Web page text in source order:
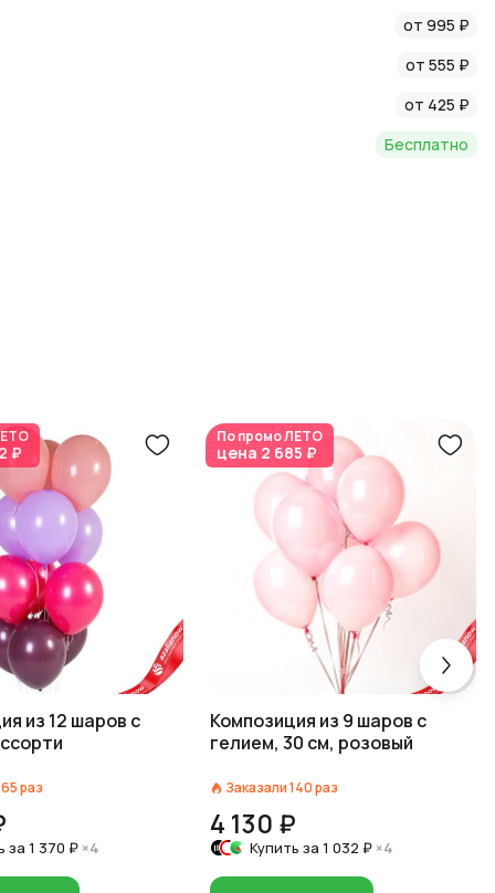
от 995 ₽
от 555 ₽
от 425 ₽
Бесплатно
₽
из 12 шаров с
раз
за1 370 ₽ ×4
По промоЛЕТО
цена 2 685 ₽
Композиция из 9 шаров с
гелием, 30 см, розовый
Заказали140раз
4 130 ₽
Купить за 1 032 ₽ ×4